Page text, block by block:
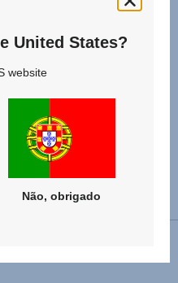
United States?
website
Não, obrigado